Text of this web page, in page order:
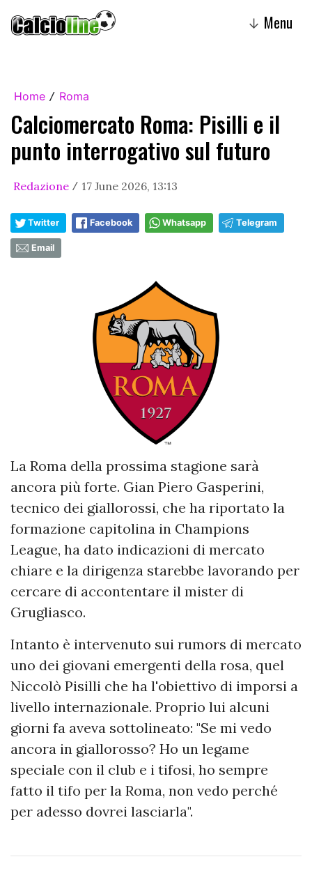
↓ Menu
Home / Roma
Calciomercato Roma: Pisilli e il
punto interrogativo sul futuro
Redazione / 17 June 2026, 13:13
Twitter Facebook Whatsapp Telegram
Email
La Roma della prossima stagione sarà
ancora più forte. Gian Piero Gasperini,
tecnico dei giallorossi, che ha riportato la
formazione capitolina in Champions
League, ha dato indicazioni di mercato
chiare e la dirigenza starebbe lavorando per
cercare di accontentare il mister di
Grugliasco.
Intanto è intervenuto sui rumors di mercato
uno dei giovani emergenti della rosa, quel
Niccolò Pisilli che ha l'obiettivo di imporsi a
livello internazionale. Proprio lui alcuni
giorni fa aveva sottolineato: "Se mi vedo
ancora in giallorosso? Ho un legame
speciale con il club e i tifosi, ho sempre
fatto il tifo per la Roma, non vedo perché
per adesso dovrei lasciarla".